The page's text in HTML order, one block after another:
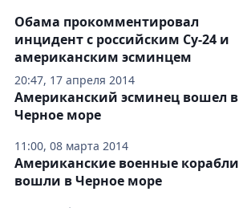
20:47, 17 апреля 2014
Обама прокомментировал
инцидент с российским Су-24 и
американским эсминцем
11:00, 08 марта 2014
Американский эсминец вошел в
Черное море
Американские военные корабли
вошли в Черное море